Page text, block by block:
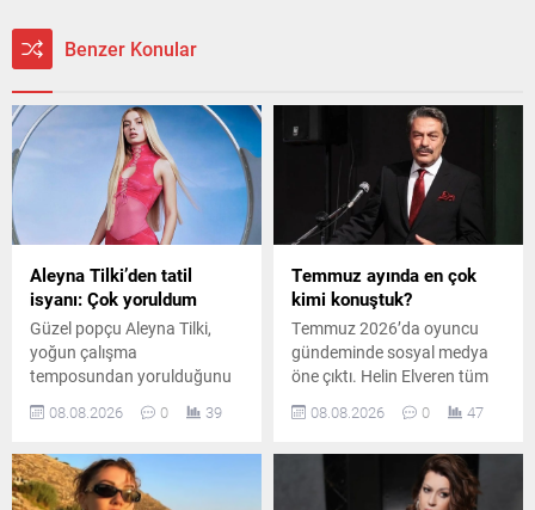
Benzer Konular
Aleyna Tilki’den tatil
isyanı: Çok yoruldum
Güzel popçu Aleyna Tilki,
yoğun çalışma
temposundan yorulduğunu
belirterek sosyal medya
hesabından yaptığı
getirdi.
08.08.2026 0 39
Temmuz ayında en çok
kimi konuştuk?
Temmuz 2026’da oyuncu
gündeminde sosyal medya
öne çıktı. Helin Elveren tüm
mecralarda ilk sırayı alırken,
Zihni Göktay ve Kadir İnanır
ve anma gündemiyle dikkat
08.08.2026 0 47